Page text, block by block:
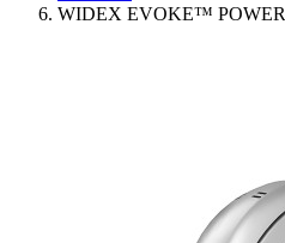
WIDEX EVOKE™ POWER